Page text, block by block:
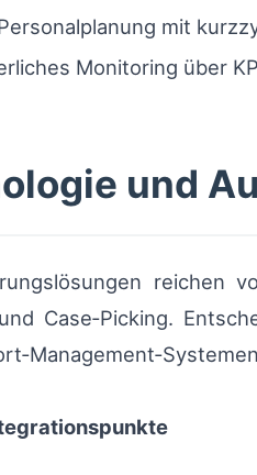
mit
Monitoring über
und
reichen
Case‑Picking.